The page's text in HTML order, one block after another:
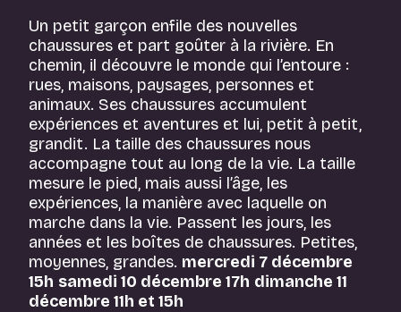
Un petit garçon enfile des nouvelles
chaussures et part goûter à la rivière. En
chemin, il découvre le monde qui l’entoure :
rues, maisons, paysages, personnes et
animaux. Ses chaussures accumulent
expériences et aventures et lui, petit à petit,
grandit. La taille des chaussures nous
accompagne tout au long de la vie. La taille
mesure le pied, mais aussi l’âge, les
expériences, la manière avec laquelle on
marche dans la vie. Passent les jours, les
années et les boîtes de chaussures. Petites,
moyennes, grandes. mercredi 7 décembre
15h samedi 10 décembre 17h dimanche 11
décembre 11h et 15h